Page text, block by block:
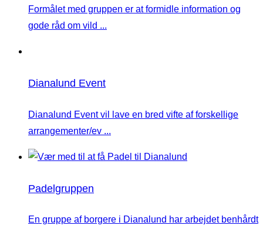
Formålet med gruppen er at formidle information og
gode råd om vild ...
Dianalund Event
Dianalund Event vil lave en bred vifte af forskellige
arrangementer/ev ...
Padelgruppen
En gruppe af borgere i Dianalund har arbejdet benhårdt